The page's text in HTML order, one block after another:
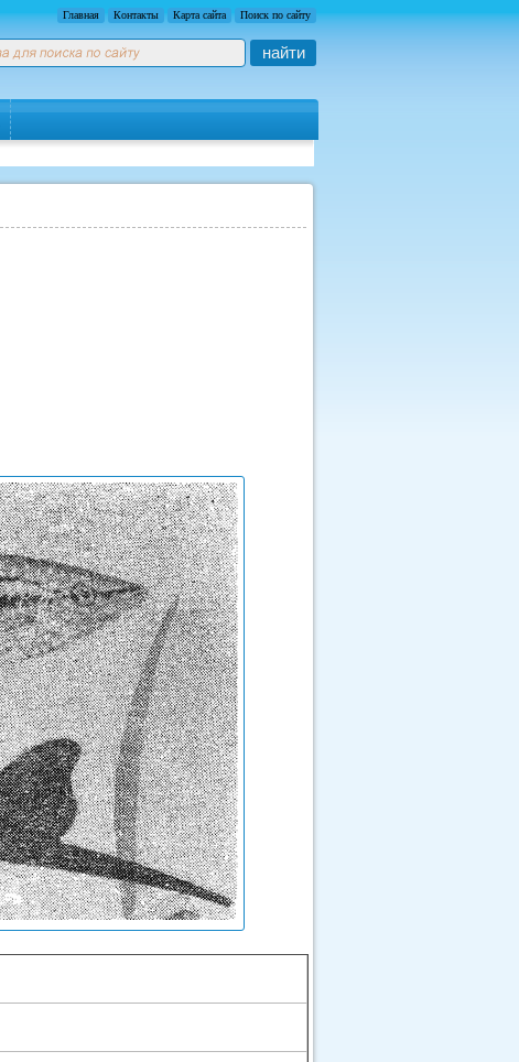
Главная Контакты Карта сайта Поиск по сайту
найти